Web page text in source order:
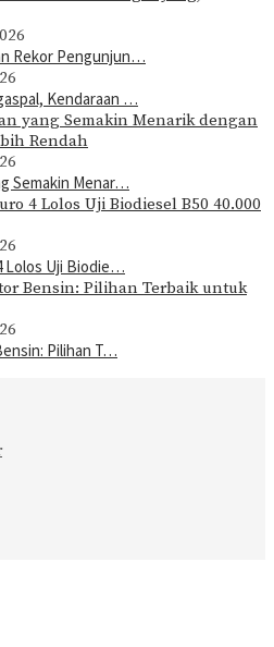
Rekor Pengunjun…
Kendaraan …
Semakin Menar…
Lolos Uji Biodie…
Pilihan T…